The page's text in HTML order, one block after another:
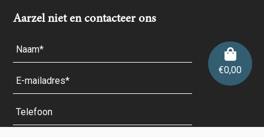
€0,00
Aarzel niet en contacteer ons